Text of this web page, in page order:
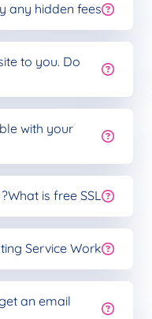
any hidden fees?
to you. Do
with your
What is free SSL?
Service Work?
an email